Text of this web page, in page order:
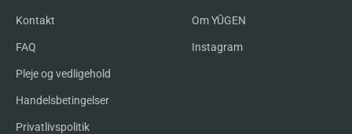
Kontakt
FAQ
Pleje og vedligehold
Handelsbetingelser
Privatlivspolitik
Om YŪGEN
Instagram